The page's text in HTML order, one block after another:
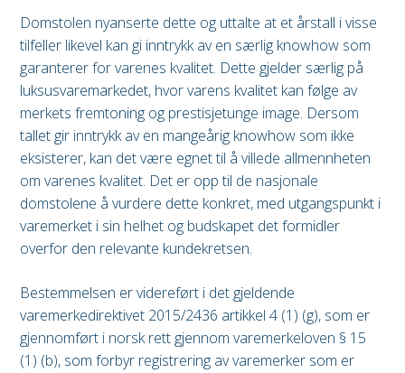
Domstolen nyanserte dette og uttalte at et årstall i visse
tilfeller likevel kan gi inntrykk av en særlig knowhow som
garanterer for varenes kvalitet. Dette gjelder særlig på
luksusvaremarkedet, hvor varens kvalitet kan følge av
merkets fremtoning og prestisjetunge image. Dersom
tallet gir inntrykk av en mangeårig knowhow som ikke
eksisterer, kan det være egnet til å villede allmennheten
om varenes kvalitet. Det er opp til de nasjonale
domstolene å vurdere dette konkret, med utgangspunkt i
varemerket i sin helhet og budskapet det formidler
overfor den relevante kundekretsen.
Bestemmelsen er videreført i det gjeldende
varemerkedirektivet 2015/2436 artikkel 4 (1) (g), som er
gjennomført i norsk rett gjennom varemerkeloven § 15
(1) (b), som forbyr registrering av varemerker som er